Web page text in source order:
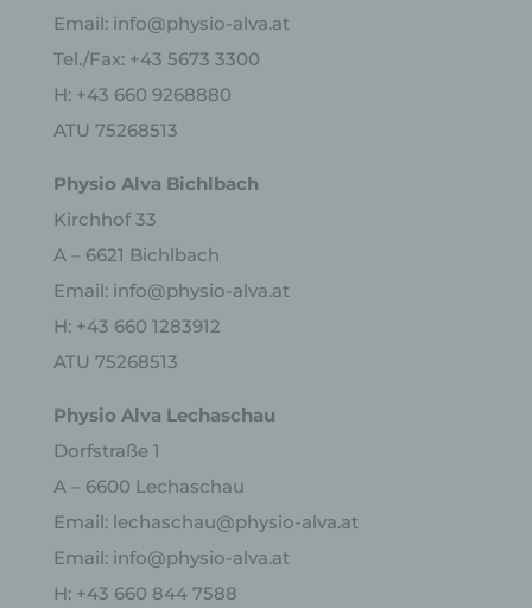
Email: info@physio-alva.at
Tel./Fax: +43 5673 3300
H: +43 660 9268880
ATU 75268513
Physio Alva Bichlbach
Kirchhof 33
A – 6621 Bichlbach
Email: info@physio-alva.at
H: +43 660 1283912
ATU 75268513
Physio Alva Lechaschau
Dorfstraße 1
A – 6600 Lechaschau
Email: lechaschau@physio-alva.at
Email: info@physio-alva.at
H: +43 660 844 7588